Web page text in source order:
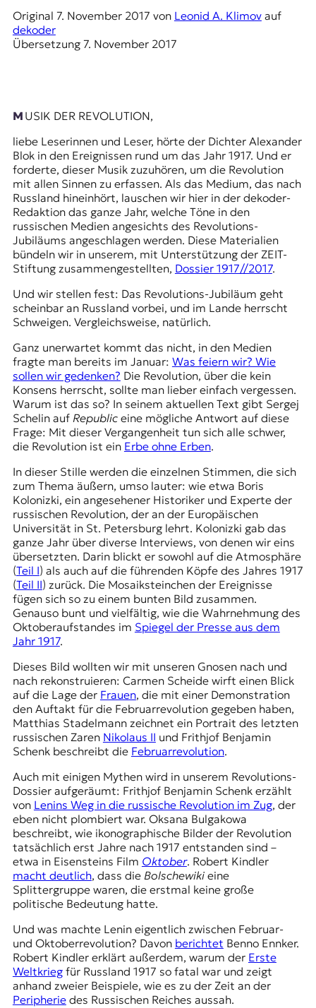
K
O
E
R
W
s
s
e
n
J
o
u
r
a
l
s
m
u
s
u
d
M
e
d
e
n
k
o
m
p
e
t
n
z
z
u
O
s
t
e
u
r
o
p
a
Original 7. November 2017 von Leonid A. Klimovauf
dekoder
Übersetzung 7. November 2017
MUSIK DER REVOLUTION,
liebe Leserinnen und Leser, hörte der Dichter Alexander
Blok in den Ereignissen rund um das Jahr 1917. Und er
forderte, dieser Musik zuzuhören, um die Revolution
mit allen Sinnen zu erfassen. Als das Medium, das nach
Russland hineinhört, lauschen wir hier in der dekoder-
Redaktion das ganze Jahr, welche Töne in den
russischen Medien angesichts des Revolutions-
Jubiläums angeschlagen werden. Diese Materialien
bündeln wir in unserem, mit Unterstützung der ZEIT-
Stiftung zusammengestellten, Dossier 1917//2017.
Und wir stellen fest: Das Revolutions-Jubiläum geht
scheinbar an Russland vorbei, und im Lande herrscht
Schweigen. Vergleichsweise, natürlich.
Ganz unerwartet kommt das nicht, in den Medien
fragte man bereits im Januar: Was feiern wir? Wie
sollen wir gedenken? Die Revolution, über die kein
Konsens herrscht, sollte man lieber einfach vergessen.
Warum ist das so? In seinem aktuellen Text gibt Sergej
Schelin aufRepubliceine mögliche Antwort auf diese
Frage: Mit dieser Vergangenheit tun sich alle schwer,
die Revolution ist ein Erbe ohne Erben.
In dieser Stille werden die einzelnen Stimmen, die sich
zum Thema äußern, umso lauter: wie etwa Boris
Kolonizki, ein angesehener Historiker und Experte der
russischen Revolution, der an der Europäischen
Universität in St. Petersburg lehrt. Kolonizki gab das
ganze Jahr über diverse Interviews, von denen wir eins
übersetzten. Darin blickt er sowohl auf die Atmosphäre
(Teil I) als auch auf die führenden Köpfe des Jahres 1917
(Teil II) zurück. Die Mosaiksteinchen der Ereignisse
fügen sich so zu einem bunten Bild zusammen.
Genauso bunt und vielfältig, wie die Wahrnehmung des
Oktoberaufstandes im Spiegel der Presse aus dem
Jahr 1917.
Dieses Bild wollten wir mit unseren Gnosen nach und
nach rekonstruieren: Carmen Scheide wirft einen Blick
auf die Lage der Frauen, die mit einer Demonstration
den Auftakt für die Februarrevolution gegeben haben,
Matthias Stadelmann zeichnet ein Portrait des letzten
russischen Zaren Nikolaus II und Frithjof Benjamin
Schenk beschreibt die Februarrevolution.
Auch mit einigen Mythen wird in unserem Revolutions-
Dossier aufgeräumt: Frithjof Benjamin Schenk erzählt
von Lenins Weg in die russische Revolution im Zug, der
eben nicht plombiert war. Oksana Bulgakowa
beschreibt, wie ikonographische Bilder der Revolution
tatsächlich erst Jahre nach 1917 entstanden sind –
etwa in Eisensteins Film Oktober. Robert Kindler
macht deutlich, dass die Bolschewikieine
Splittergruppe waren, die erstmal keine große
politische Bedeutung hatte.
Und was machte Lenin eigentlich zwischen Februar-
und Oktoberrevolution? Davon berichtet Benno Ennker.
Robert Kindler erklärt außerdem, warum der Erste
Weltkriegfür Russland 1917 so fatal war und zeigt
anhand zweier Beispiele, wie es zu der Zeit an der
Peripheriedes Russischen Reiches aussah.